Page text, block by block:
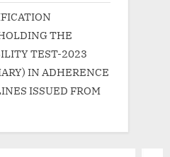
THE
TEST-2023
IN ADHERENCE
ISSUED FROM